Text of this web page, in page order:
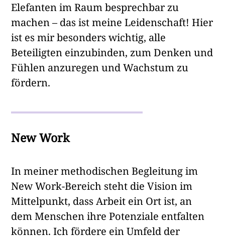
Elefanten im Raum besprechbar zu
machen – das ist meine Leidenschaft! Hier
ist es mir besonders wichtig, alle
Beteiligten einzubinden, zum Denken und
Fühlen anzuregen und Wachstum zu
fördern.
New Work
In meiner methodischen Begleitung im
New Work-Bereich steht die Vision im
Mittelpunkt, dass Arbeit ein Ort ist, an
dem Menschen ihre Potenziale entfalten
können. Ich fördere ein Umfeld der